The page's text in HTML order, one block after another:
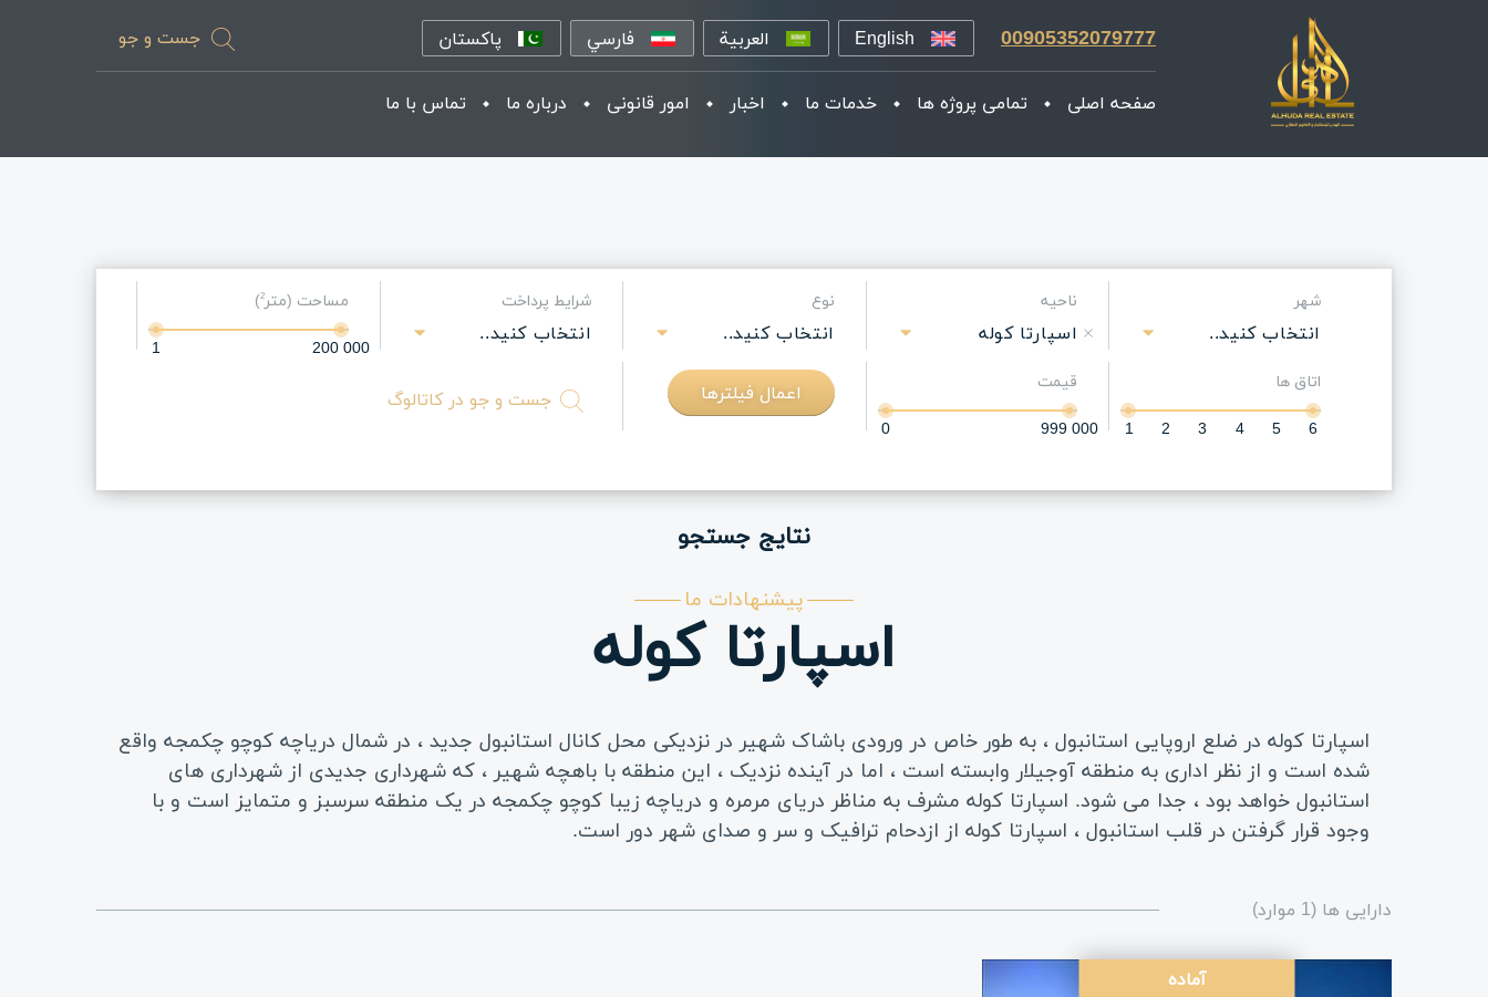
00905352079777
English العربية فارسي پاکستان جست و جو
صفحه اصلی تمامی پروژه ها خدمات ما اخبار امور قانونی درباره ما تماس با ما
شهر
انتخاب کنید..
ناحیه
اسپارتا کوله
نوع
انتخاب کنید..
شرایط پرداخت
انتخاب کنید..
مساحت (متر2
)
1
200 000
اتاق ها
1
2 3 4 5 6
قیمت
0
999 000
اعمال فیلترها
متن
کنید
نتایج جستجو
پیشنهادات ما
اسپارتا کوله
اسپارتا کوله در ضلع اروپایی استانبول ، به طور خاص در ورودی باشاک شهیر در نزدیکی محل کانال استانبول جدید ، در شمال دریاچه کوچو چکمجه واقع
شده است و از نظر اداری به منطقه آوجیلار وابسته است ، اما در آینده نزدیک ، این منطقه با باهچه شهیر ، که شهرداری جدیدی از شهرداری های
استانبول خواهد بود ، جدا می شود. اسپارتا کوله مشرف به مناظر دریای مرمره و دریاچه زیبا کوچو چکمجه در یک منطقه سرسبز و متمایز است و با
وجود قرار گرفتن در قلب استانبول ، اسپارتا کوله از ازدحام ترافیک و سر و صدای شهر دور است.
دارایی ها (1 موارد)
آماده